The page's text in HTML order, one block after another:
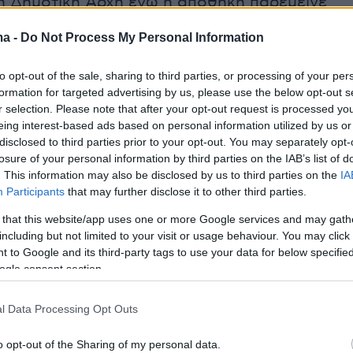
- Do Not Process My Personal Information
opt-out of the sale, sharing to third parties, or processing of your
for targeted advertising by us, please use the below opt-out
selection. Please note that after your opt-out request is processed
interest-based ads based on personal information utilized by us
to third parties prior to your opt-out. You may separately
of your personal information by third parties on the IAB’s list of
This information may also be disclosed by us to third parties on the
Participants that may further disclose it to other third parties.
that this website/app uses one or more Google services and may
but not limited to your visit or usage behaviour. You may
to Google and its third-party tags to use your data for below
consent section.
Data Processing Opt Outs
opt-out of the Sharing of my personal data.
προέβη σε αυτή την κίνηση ως
για την αγάπη και τον σεβασμό που του
αυτά τα χρόνια οι κάτοικοι του Πορτοχελίου,
των οποίων εργάστηκαν στη βίλα του ως μέλη